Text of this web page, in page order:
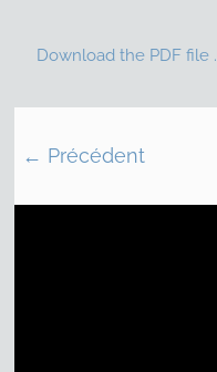
Download the PDF file .
← Précédent